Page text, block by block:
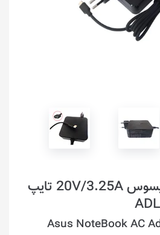
آداپتور لپ تاپ ایسوس 20V/3.25A تایپ
Asus NoteBook AC